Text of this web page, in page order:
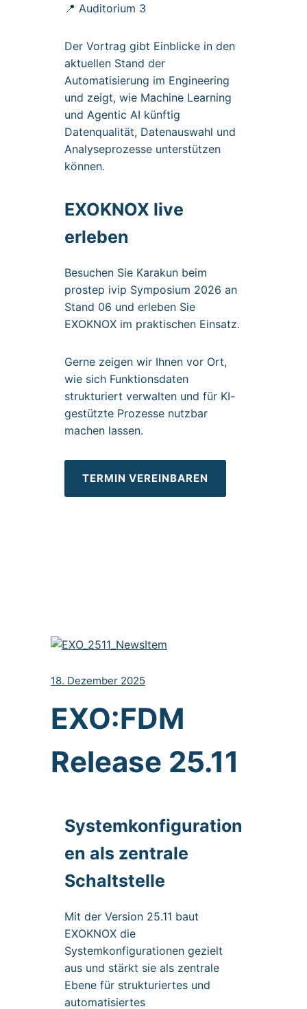
📍 Auditorium 3
Der Vortrag gibt Einblicke in den
aktuellen Stand der
Automatisierung im Engineering
und zeigt, wie Machine Learning
und Agentic AI künftig
Datenqualität, Datenauswahl und
Analyseprozesse unterstützen
können.
EXOKNOX live
erleben
Besuchen Sie Karakun beim
prostep ivip Symposium 2026 an
Stand 06 und erleben Sie
EXOKNOX im praktischen Einsatz.
Gerne zeigen wir Ihnen vor Ort,
wie sich Funktionsdaten
strukturiert verwalten und für KI-
gestützte Prozesse nutzbar
machen lassen.
TERMIN VEREINBAREN
18. Dezember 2025
EXO:FDM
Release 25.11
Systemkonfiguration
en als zentrale
Schaltstelle
Mit der Version 25.11 baut
EXOKNOX die
Systemkonfigurationen gezielt
aus und stärkt sie als zentrale
Ebene für strukturiertes und
automatisiertes